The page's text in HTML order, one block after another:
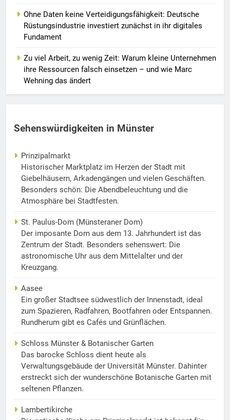
Ohne Daten keine Verteidigungsfähigkeit: Deutsche
Rüstungsindustrie investiert zunächst in ihr digitales
Fundament
Zu viel Arbeit, zu wenig Zeit: Warum kleine Unternehmen
ihre Ressourcen falsch einsetzen – und wie Marc
Wehning das ändert
Sehenswürdigkeiten in Münster
Prinzipalmarkt
Historischer Marktplatz im Herzen der Stadt mit
Giebelhäusern, Arkadengängen und vielen Geschäften.
Besonders schön: Die Abendbeleuchtung und die
Atmosphäre bei Stadtfesten.
St. Paulus-Dom (Münsteraner Dom)
Der imposante Dom aus dem 13. Jahrhundert ist das
Zentrum der Stadt. Besonders sehenswert: Die
astronomische Uhr aus dem Mittelalter und der
Kreuzgang.
Aasee
Ein großer Stadtsee südwestlich der Innenstadt, ideal
zum Spazieren, Radfahren, Bootfahren oder Entspannen.
Rundherum gibt es Cafés und Grünflächen.
Schloss Münster & Botanischer Garten
Das barocke Schloss dient heute als
Verwaltungsgebäude der Universität Münster. Dahinter
erstreckt sich der wunderschöne Botanische Garten mit
seltenen Pflanzen.
Lambertikirche